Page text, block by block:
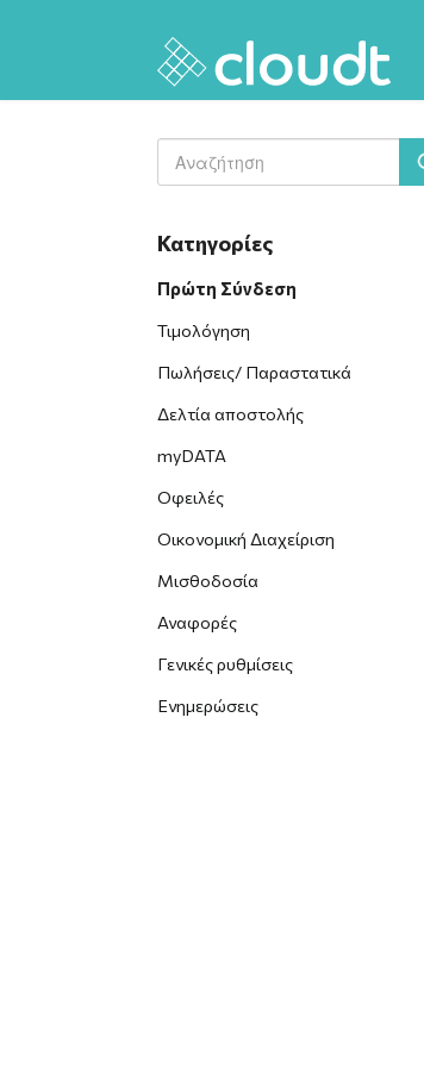
Κατηγορίες
Πρώτη Σύνδεση
Τιμολόγηση
Πωλήσεις/ Παραστατικά
Δελτία αποστολής
myDATA
Οφειλές
Οικονομική Διαχείριση
Μισθοδοσία
Αναφορές
Γενικές ρυθμίσεις
Ενημερώσεις